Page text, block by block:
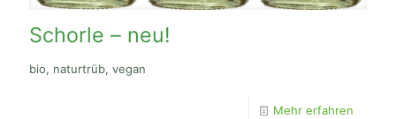
Schorle – neu!
bio, naturtrüb, vegan
Mehr erfahren